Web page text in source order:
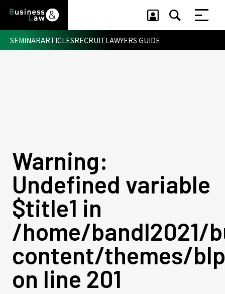
SEMINARARTICLESRECRUITLAWYERS GUIDE
Warning:
Undefined variable
$title1 in
/home/bandl2021/
content/themes/
on line 201